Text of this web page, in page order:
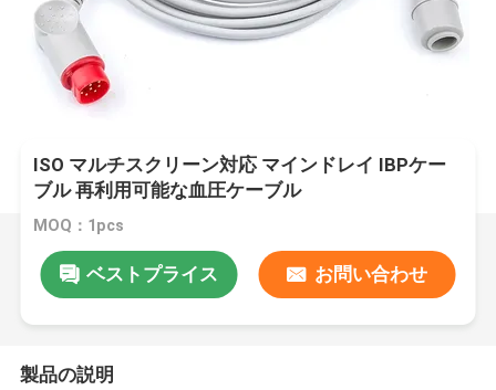
ISO マルチスクリーン対応 マインドレイ IBPケー
ブル 再利用可能な血圧ケーブル
MOQ：1pcs
ベストプライス お問い合わせ
製品の説明